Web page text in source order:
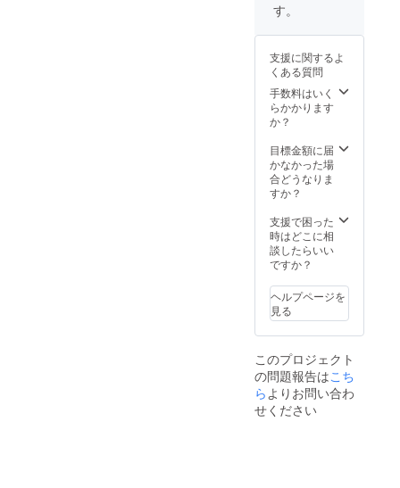
は行っ
ません
こと、
ご了承
くださ
す。
支援に関するよ
くある質問
手数料はいく
らかかります
か？
目標金額に届
かなかった場
合どうなりま
すか？
支援で困った
時はどこに相
談したらいい
ですか？
ヘルプページを
見る
このプロジェクト
の問題報告はこち
らよりお問い合わ
せください